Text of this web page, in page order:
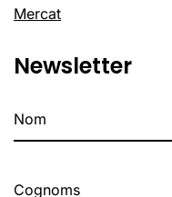
Mercat
Newsletter